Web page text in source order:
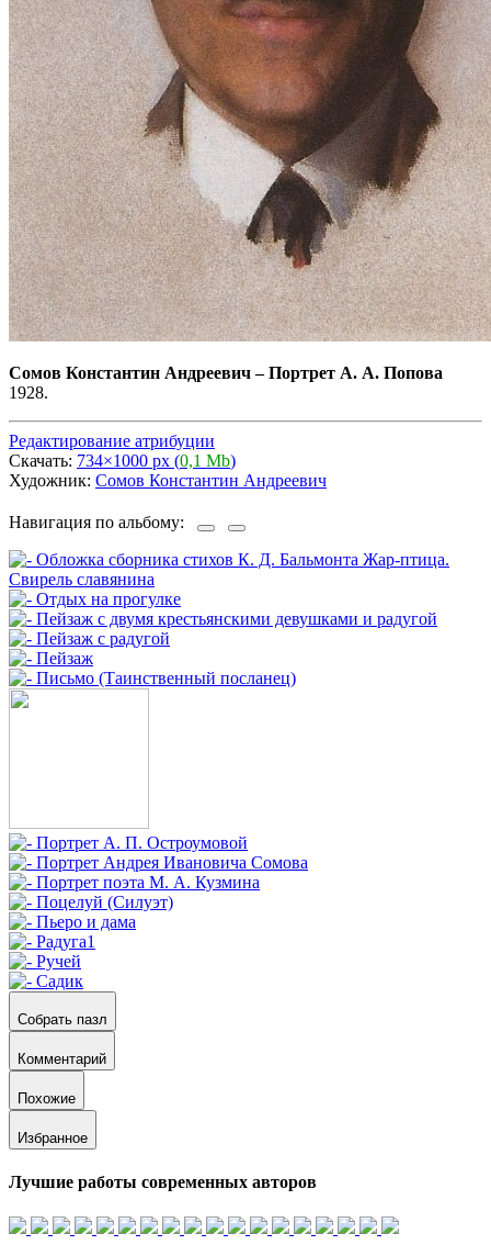
Сомов Константин Андреевич–Портрет А. А. Попова
1928.
Редактирование атрибуции
Скачать: 734×1000 px (0,1 Mb)
Художник: Сомов Константин Андреевич
Навигация по альбому:
Собрать пазл
Комментарий
Похожие
Избранное
Лучшие работы современных авторов